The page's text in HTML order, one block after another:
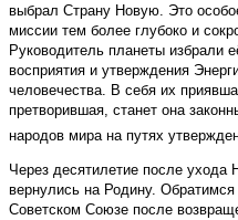
выбрал Страну Новую. Это
миссии тем более глубоко и
Руководитель планеты избрали
восприятия и утверждения
человечества. В себя их
претворившая, станет она
народов мира на путях
Через десятилетие после ухода
вернулись на Родину.
Советском Союзе после